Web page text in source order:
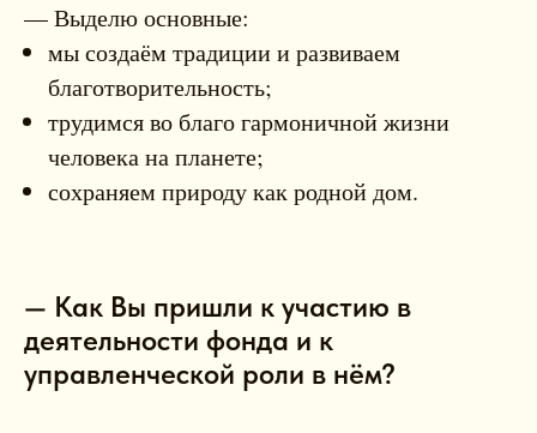
— Выделю основные:
мы создаём традиции и развиваем
благотворительность;
трудимся во благо гармоничной жизни
человека на планете;
сохраняем природу как родной дом.
— Как Вы пришли к участию в
деятельности фонда и к
управленческой роли в нём?